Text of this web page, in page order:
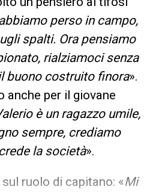
perso in campo,
spalti. Ora pensiamo
rialziamoci senza
buono costruito finora».
anche per il giovane
è un ragazzo umile,
sempre, crediamo
la società».
ruolo di capitano: «Mi